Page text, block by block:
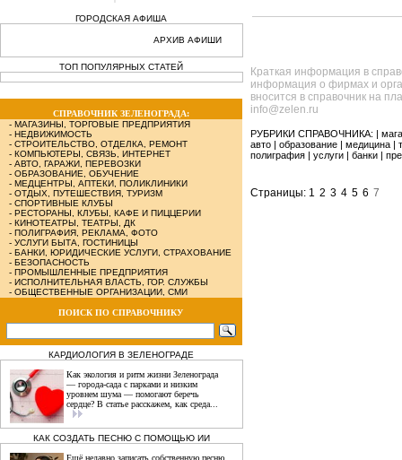
ГОРОДСКАЯ АФИША
АРХИВ АФИШИ
ТОП ПОПУЛЯРНЫХ СТАТЕЙ
СПРАВОЧНИК ЗЕЛЕНОГРАДА:
- МАГАЗИНЫ, ТОРГОВЫЕ ПРЕДПРИЯТИЯ
- НЕДВИЖИМОСТЬ
- СТРОИТЕЛЬСТВО, ОТДЕЛКА, РЕМОНТ
- КОМПЬЮТЕРЫ, СВЯЗЬ, ИНТЕРНЕТ
- АВТО, ГАРАЖИ, ПЕРЕВОЗКИ
- ОБРАЗОВАНИЕ, ОБУЧЕНИЕ
- МЕДЦЕНТРЫ, АПТЕКИ, ПОЛИКЛИНИКИ
- ОТДЫХ, ПУТЕШЕСТВИЯ, ТУРИЗМ
- СПОРТИВНЫЕ КЛУБЫ
- РЕСТОРАНЫ, КЛУБЫ, КАФЕ И ПИЦЦЕРИИ
- КИНОТЕАТРЫ, ТЕАТРЫ, ДК
- ПОЛИГРАФИЯ, РЕКЛАМА, ФОТО
- УСЛУГИ БЫТА, ГОСТИНИЦЫ
- БАНКИ, ЮРИДИЧЕСКИЕ УСЛУГИ, СТРАХОВАНИЕ
- БЕЗОПАСНОСТЬ
- ПРОМЫШЛЕННЫЕ ПРЕДПРИЯТИЯ
- ИСПОЛНИТЕЛЬНАЯ ВЛАСТЬ, ГОР. СЛУЖБЫ
- ОБЩЕСТВЕННЫЕ ОРГАНИЗАЦИИ, СМИ
ПОИСК ПО СПРАВОЧНИКУ
КАРДИОЛОГИЯ В ЗЕЛЕНОГРАДЕ
Как экология и ритм жизни Зеленограда
— города‑сада с парками и низким
уровнем шума — помогают беречь
сердце? В статье расскажем, как среда...
КАК СОЗДАТЬ ПЕСНЮ С ПОМОЩЬЮ ИИ
Ещё недавно записать собственную песню
Краткая информация в
информация о фирмах и
вносится в справочник на
info@zelen.ru
РУБРИКИ СПРАВОЧНИКА: |
авто
образование медицина
полиграфия
услуги банки
Страницы: 1 2 3 4 5 6 7